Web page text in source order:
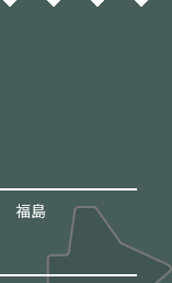
福島